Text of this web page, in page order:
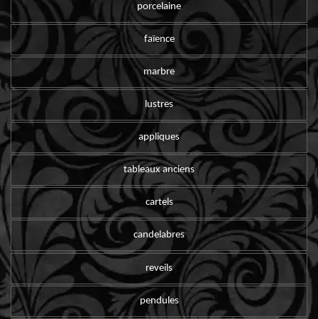
porcelaine
faïence
marbre
lustres
appliques
tableaux anciens
cartels
candelabres
reveils
pendules